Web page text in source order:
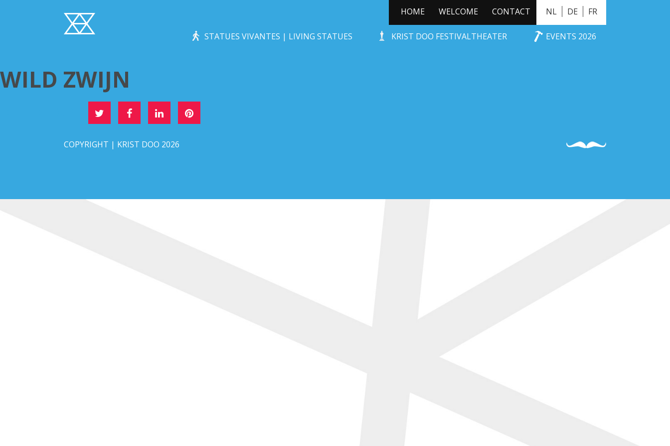
NL DE FR
HOME WELCOME CONTACT
STATUES VIVANTES | LIVING STATUES KRIST DOO FESTIVALTHEATER EVENTS 2026
WILD ZWIJN
WILD ZWIJN
COPYRIGHT | KRIST DOO 2026